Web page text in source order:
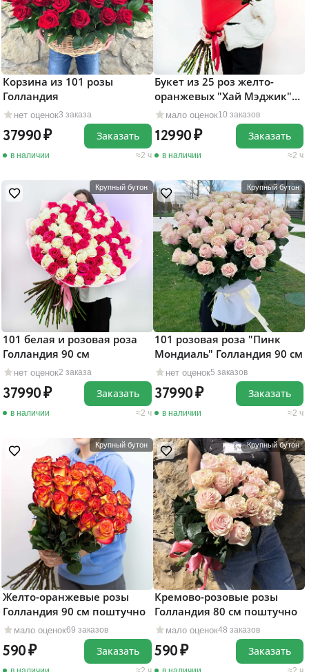
нет оценок3 заказа
Корзина из 101 розы
Голландия
37990
в наличии 2 ч
Заказать
мало оценок10 заказов
Букет из 25 роз желто-
оранжевых "Хай Мэджик"
80 см
12990
в наличии 2 ч
Заказать
Крупный бутон
нет оценок2 заказа
101 белая и розовая роза
Голландия 90 см
37990
в наличии 2 ч
Заказать
Крупный бутон
нет оценок5 заказов
101 розовая роза "Пинк
Мондиаль" Голландия 90 см
37990
в наличии 2 ч
Заказать
Крупный бутон
мало оценок69 заказов
Желто-оранжевые розы
Голландия 90 см поштучно
590 Заказать
Крупный бутон
мало оценок48 заказов
Кремово-розовые розы
Голландия 80 см поштучно
590 Заказать